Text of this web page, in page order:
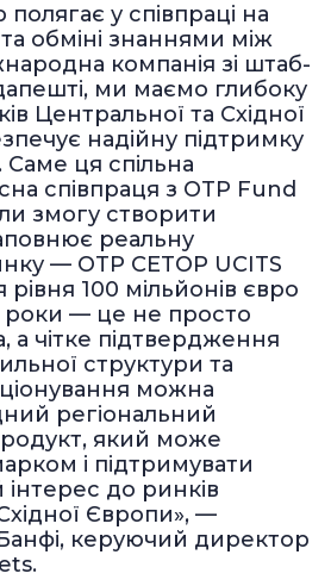
у співпраці на
та обміні знаннями між
компанія зі штаб-
ми маємо глибоку
Центральної та Східної
надійну підтримку
ця спільна
співпраця з OTP Fund
змогу створити
реальну
— OTP CETOP UCITS
100 мільйонів євро
роки — це не просто
чітке підтвердження
структури та
можна
регіональний
який може
і підтримувати
до ринків
Європи», —
Банфі, керуючий директор